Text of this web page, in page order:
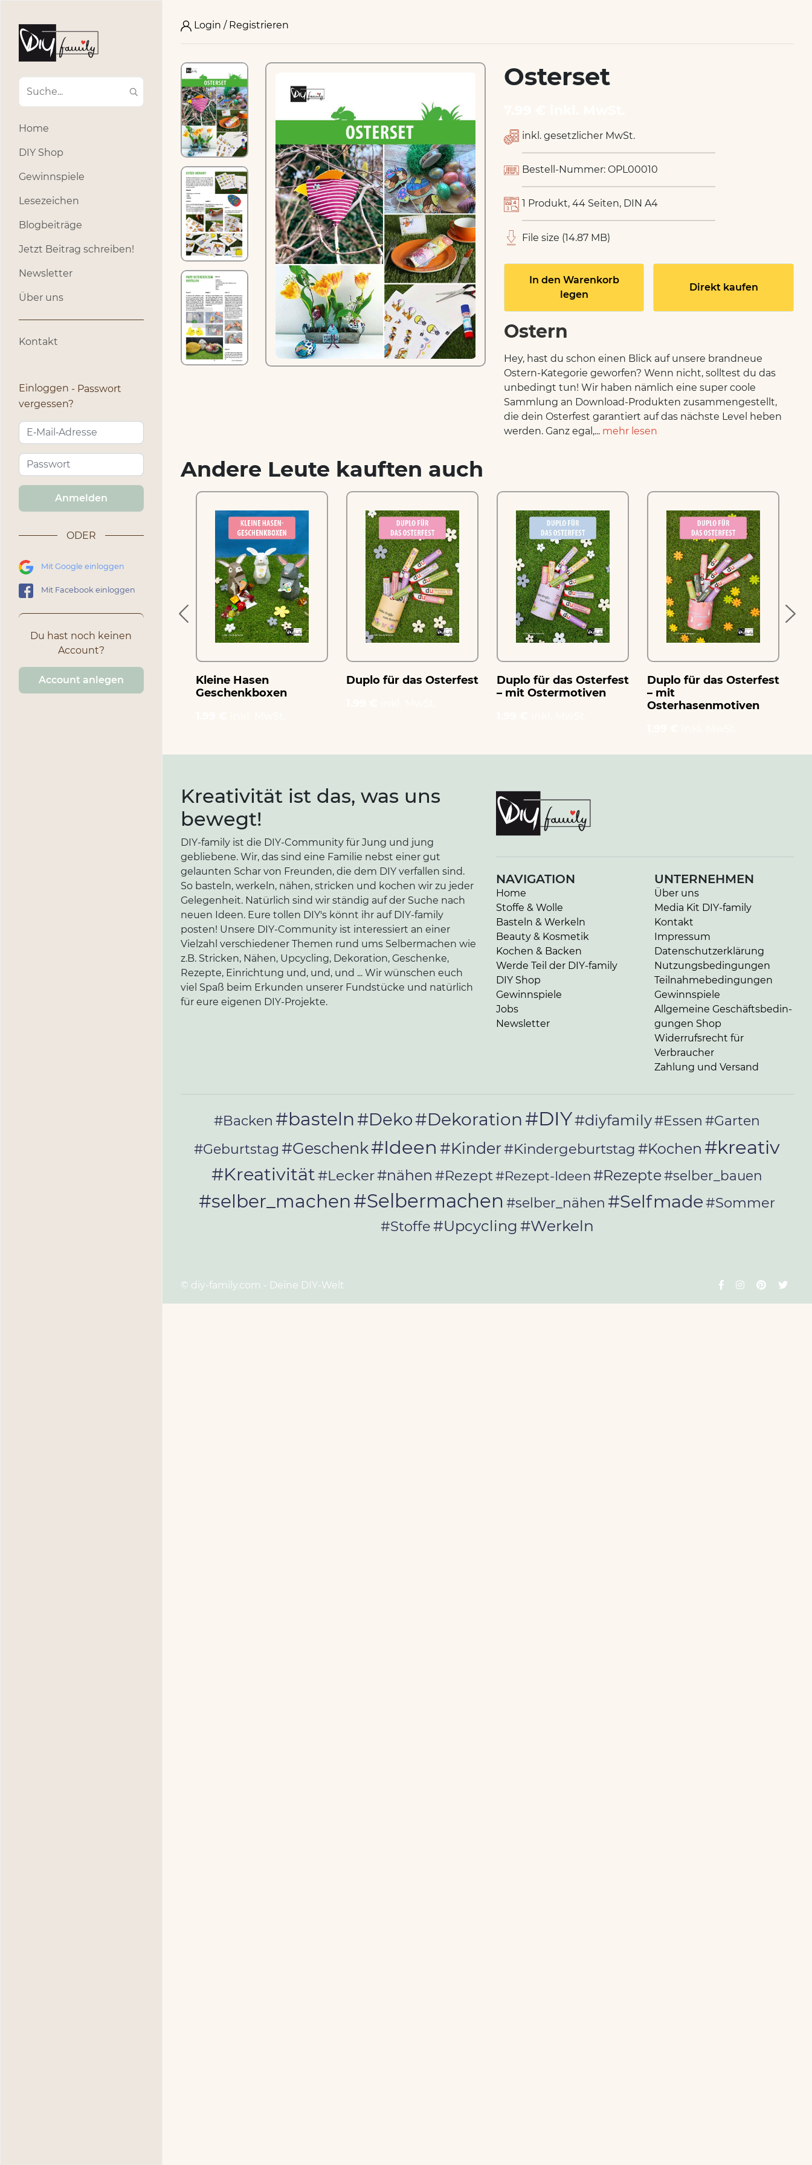
Home
DIY Shop
Gewinnspiele
Lesezeichen
Blogbeiträge
Jetzt Beitrag schreiben!
Newsletter
Über uns
Kontakt
Einloggen
Passwort
vergessen?
Anmelden
ODER
Mit Google einloggen
Mit Facebook einloggen
Du hast noch keinen
Account?
Account anlegen
Login / Registrieren
Osterset
inkl. gesetzlicher MwSt.
Bestell-Nummer: OPL00010
1 Produkt, 44 Seiten, DIN A4
File size (14.87 MB)
In den Warenkorb
legen
Direkt kaufen
Ostern
Hey, hast du schon einen Blick auf unsere brandneue
Ostern-Kategorie geworfen? Wenn nicht, solltest du das
unbedingt tun! Wir haben nämlich eine super coole
Sammlung an Download-Produkten zusammengestellt,
die dein Osterfest garantiert auf das nächste Level heben
werden. Ganz egal,... mehr lesen
Andere Leute kauften auch
1.99 € inkl. MwSt.
Kleine Hasen
Geschenkboxen
Duplo für das Osterfest
Duplo für das Osterfest
– mit Ostermotiven
Duplo für das Osterfest
– mit
Osterhasenmotiven
Kreativität ist das, was uns
bewegt!
DIY-family ist die DIY-Community für Jung und jung
gebliebene. Wir, das sind eine Familie nebst einer gut
gelaunten Schar von Freunden, die dem DIY verfallen sind.
So basteln, werkeln, nähen, stricken und kochen wir zu jeder
Gelegenheit. Natürlich sind wir ständig auf der Suche nach
neuen Ideen. Eure tollen DIY's könnt ihr auf DIY-family
posten! Unsere DIY-Community ist interessiert an einer
Vielzahl verschiedener Themen rund ums Selbermachen wie
z.B. Stricken, Nähen, Upcycling, Dekoration, Geschenke,
Rezepte, Einrichtung und, und, und ... Wir wünschen euch
viel Spaß beim Erkunden unserer Fundstücke und natürlich
für eure eigenen DIY-Projekte.
NAVIGATION
Home
Stoffe & Wolle
Basteln & Werkeln
Beauty & Kosmetik
Kochen & Backen
Werde Teil der DIY-family
DIY Shop
Gewinnspiele
Jobs
Newsletter
UNTERNEHMEN
Über uns
Media Kit DIY-family
Kontakt
Impressum
Da­ten­schutz­er­klä­rung
Nut­zungs­be­din­gun­gen
Teil­nah­me­be­din­gun­gen
Gewinnspiele
Allgemeine Ge­schäfts­be­din­
gun­gen Shop
Widerrufsrecht für
Verbraucher
Zahlung und Versand
#Backen #basteln#Deko#Dekoration #DIY#diyfamily#Essen #Garten
#Geburtstag #Geschenk#Ideen #Kinder#Kindergeburtstag #Kochen #kreativ
#Kreativität#Lecker#nähen #Rezept#Rezept-Ideen #Rezepte#selber_bauen
#selber_machen#Selbermachen #selber_nähen #Selfmade#Sommer
#Stoffe#Upcycling #Werkeln
© diy-family.com - Deine DIY-Welt